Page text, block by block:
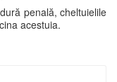
penală, cheltuielile
acestuia.